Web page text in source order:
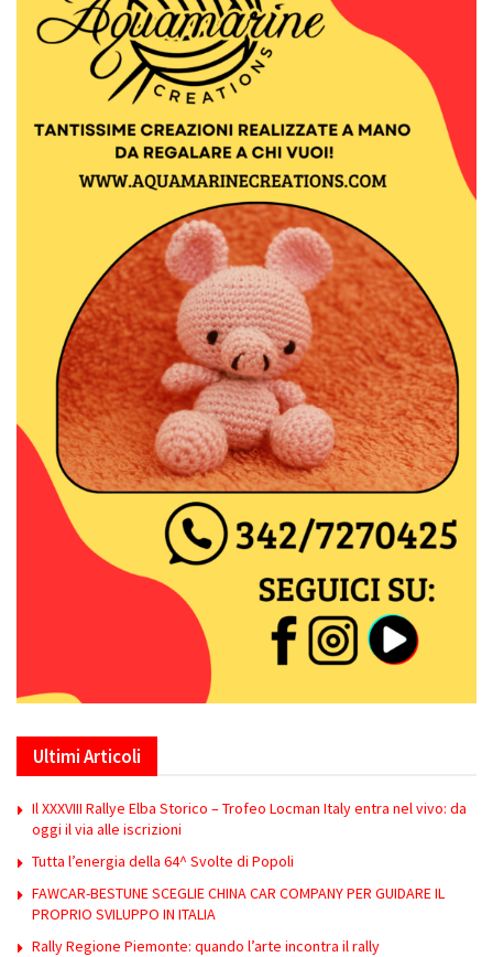
Ultimi Articoli
Il XXXVIII Rallye Elba Storico – Trofeo Locman Italy entra nel vivo: da
oggi il via alle iscrizioni
Tutta l’energia della 64^ Svolte di Popoli
FAWCAR-BESTUNE SCEGLIE CHINA CAR COMPANY PER GUIDARE IL
PROPRIO SVILUPPO IN ITALIA
Rally Regione Piemonte: quando l’arte incontra il rally